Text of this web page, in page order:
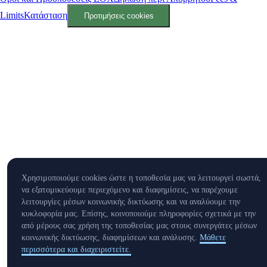
LimitsΚατάσταση Προτιμήσεις cookies
Χρησιμοποιούμε cookies ώστε η τοποθεσία μας να λειτουργεί σωστά,
να εξατομικεύουμε περιεχόμενο και διαφημίσεις, να παρέχουμε
λειτουργίες μέσων κοινωνικής δικτύωσης και να αναλύουμε την
κυκλοφορία μας. Επίσης, κοινοποιούμε πληροφορίες σχετικά με την
από μέρους σας χρήση της τοποθεσίας μας στους συνεργάτες μέσων
κοινωνικής δικτύωσης, διαφημίσεων και ανάλυσης. Μάθετε
περισσότερα και διαχειριστείτε.